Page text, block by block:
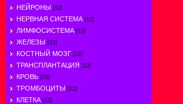
НЕЙРОНЫ [12]
НЕРВНАЯ СИСТЕМА [12]
ЛИМФОСИСТЕМА [12]
ЖЕЛЕЗЫ [12]
КОСТНЫЙ МОЗГ [12]
ТРАНСПЛАНТАЦИЯ [12]
КРОВЬ [23]
ТРОМБОЦИТЫ [12]
КЛЕТКА [12]